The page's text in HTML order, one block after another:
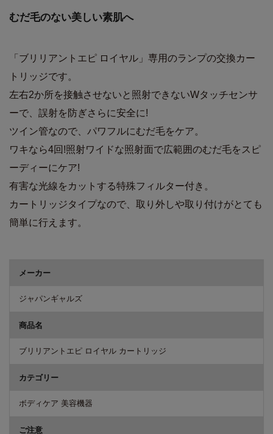
むだ毛のない美しい素肌へ
「ブリリアントエピ ロイヤル」専用のランプの交換カー
トリッジです。
左右2か所を接触させないと照射できないWタッチセンサ
ーで、誤射を防ぎさらに安全に!
ツイン管なので、パワフルにむだ毛をケア。
ワキなら4回!照射ワイドな照射面で広範囲のむだ毛をスピ
ーディーにケア!
有害な光線をカットする特殊フィルター付き。
カートリッジタイプなので、取り外しや取り付けがとても
簡単に行えます。
メーカー
ジャパンギャルズ
商品名
ブリリアントエピ ロイヤル カートリッジ
カテゴリー
ボディケア 美容機器
ご注意